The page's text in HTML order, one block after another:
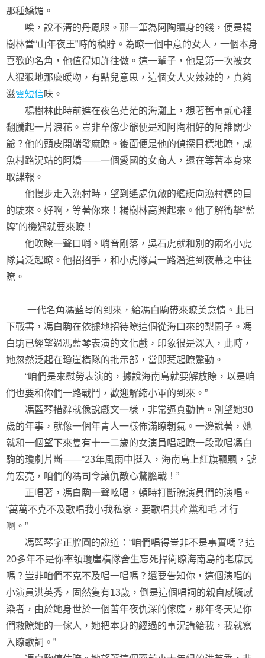
那種嬌媚。
唉，說不清的丹鳳眼。那一筆為阿陶贖身的錢，便是楊
樹林當“山年夜王”時的積貯。為瞭一個中意的女人，一個本身
喜歡的名角，他值得如許往做。這一輩子，他是第一次被女
人狠狠地那麼暖吻，有點兒意思，這個女人火辣辣的，真夠
滋雲短信味。
楊樹林此時前進在夜色茫茫的海灘上，想著舊事貳心裡
翻騰起一片浪花。豈非牟傢少爺便是和阿陶相好的阿誰闊少
爺？他的頭皮開端發麻瞭。後面便是他的偵探目標地瞭，咸
魚村路況站的阿嬌——一個愛國的女商人，還在等著本身來
取諜報。
他慢步走入漁村時，望到遙處仇敵的艦艇向漁村標的目
的駛來。好啊，等著你來！楊樹林高興起來。他了解衝擊“藍
牌”的機遇就要來瞭！
他吹瞭一聲口哨。哨音剛落，吳石虎就和別的兩名小虎
隊員泛起瞭。他招招手，和小虎隊員一路潛進到夜幕之中往
瞭。
一代名角馮藍琴的到來，給馮白駒帶來瞭美意情。此日
下戰書，馮白駒在依據地招待瞭這個從海口來的梨園子。馮
白駒已經望過馮藍琴表演的文化戲，印象很是深入，此時，
她忽然泛起在瓊崖橫隊的批示部，當即惹起瞭驚動。
“咱們是來慰勞表演的，據說海南島就要解放瞭，以是咱
們也要和你們一路戰鬥，歡迎解縮小軍的到來。”
馮藍琴措辭就像說戲文一樣，非常逼真動情。別望她30
歲的年事，就像一個年青人一樣佈滿瞭朝氣。一邊說著，她
就和一個望下來隻有十一二歲的女演員唱起瞭一段歌唱馮白
駒的瓊劇片斷——“23年風雨中挺入，海南島上紅旗飄飄，號
角宏亮，咱們的馮司令讓仇敵心驚膽戰！”
正唱著，馮白駒一聲吆喝，頓時打斷瞭演員們的演唱。
“萬萬不克不及歌唱我小我私家，要歌唱共產黨和毛 才行
啊。”
馮藍琴字正腔圓的說道：“咱們唱得豈非不是事實嗎？這
20多年不是你率領瓊崖橫隊舍生忘死捍衛瞭海南島的老庶民
嗎？豈非咱們不克不及唱一唱嗎？還要告知你，這個演唱的
小演員洪英秀，固然隻有13歲，倒是這個唱詞的親自感觸感
染者，由於她身世於一個苦年夜仇深的傢庭，那年冬天是你
們救瞭她的一傢人，她把本身的經過的事況講給我，我就寫
入瞭歌詞。”